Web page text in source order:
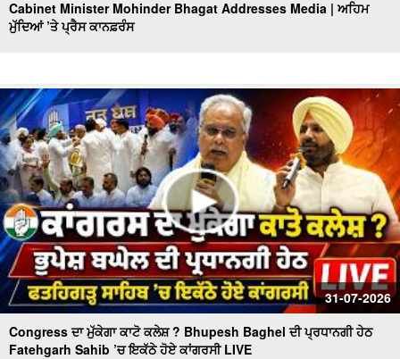
Cabinet Minister Mohinder Bhagat Addresses Media | ਅਹਿਮ
ਮੁੱਦਿਆਂ ’ਤੇ ਪ੍ਰੈਸ ਕਾਨਫ਼ਰੰਸ
31-07-2026
Congress ਦਾ ਮੁੱਕੇਗਾ ਕਾਟੋ ਕਲੇਸ਼ ? Bhupesh Baghel ਦੀ ਪ੍ਰਧਾਨਗੀ ਹੇਠ
Fatehgarh Sahib ’ਚ ਇਕੱਠੇ ਹੋਏ ਕਾਂਗਰਸੀ LIVE